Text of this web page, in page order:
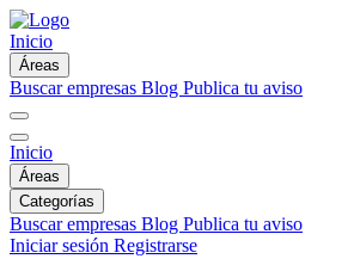
Inicio
Áreas
Buscar empresas Blog Publica tu aviso
Inicio
Áreas
Categorías
Buscar empresas Blog Publica tu aviso
Iniciar sesión Registrarse